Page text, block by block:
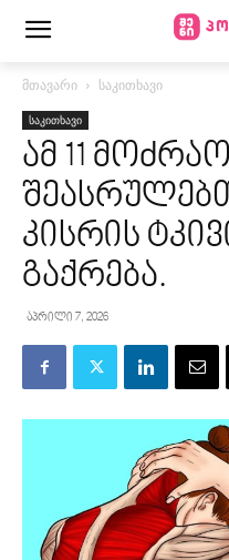
მთავარი საკითხავი
საკითხავი
ამ 11
კისრის
გაქრება.
აპრილი 7, 2026